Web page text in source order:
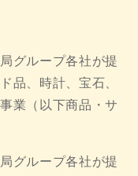
グループ各社が提
品、時計、宝石、
業（以下商品・サ
グループ各社が提